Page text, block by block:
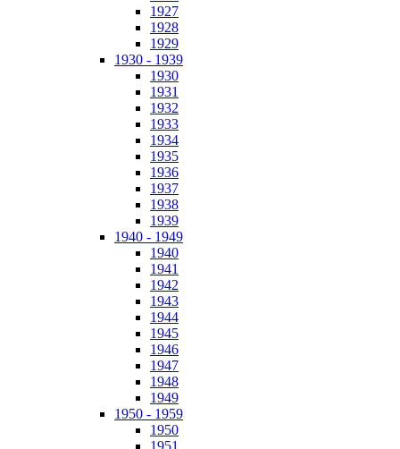
1927
1928
1929
1930 - 1939
1930
1931
1932
1933
1934
1935
1936
1937
1938
1939
1940 - 1949
1940
1941
1942
1943
1944
1945
1946
1947
1948
1949
1950 - 1959
1950
1951